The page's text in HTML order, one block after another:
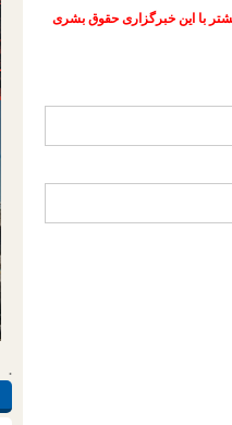
.
با این خبرگزاری حقوق بشری